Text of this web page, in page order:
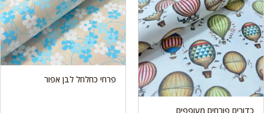
כדורים פורחים מעופפים
פרחי כחלחל לבן אפור